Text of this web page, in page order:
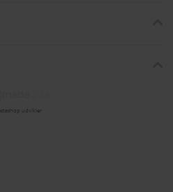
udvikler